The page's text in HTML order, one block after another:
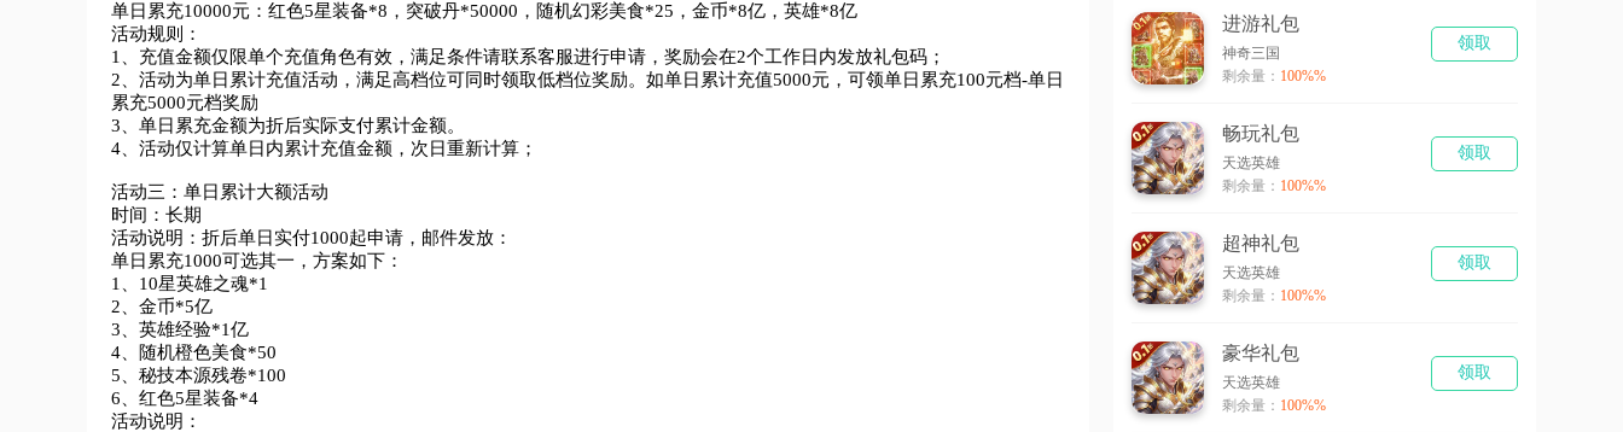
单日累充10000元：红色5星装备*8，突破丹*50000，随机幻彩美食*25，金币*8亿，英雄*8亿
活动规则：
1、充值金额仅限单个充值角色有效，满足条件请联系客服进行申请，奖励会在2个工作日内发放礼包码；
2、活动为单日累计充值活动，满足高档位可同时领取低档位奖励。如单日累计充值5000元，可领单日累充100元档-单日
累充5000元档奖励
3、单日累充金额为折后实际支付累计金额。
4、活动仅计算单日内累计充值金额，次日重新计算；
活动三：单日累计大额活动
时间：长期
活动说明：折后单日实付1000起申请，邮件发放：
单日累充1000可选其一，方案如下：
1、10星英雄之魂*1
2、金币*5亿
3、英雄经验*1亿
4、随机橙色美食*50
5、秘技本源残卷*100
6、红色5星装备*4
活动说明：
进游礼包
神奇三国
剩余量： 100%%
领取
畅玩礼包
天选英雄
剩余量： 100%%
领取
超神礼包
天选英雄
剩余量： 100%%
领取
豪华礼包
天选英雄
剩余量： 100%%
领取